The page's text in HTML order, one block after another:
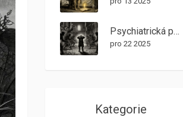
Psychiatrická pohotovost: Kdy a jak vyhledat akutní psychiatrickou péči v ČR
pro 22 2025
Kategorie